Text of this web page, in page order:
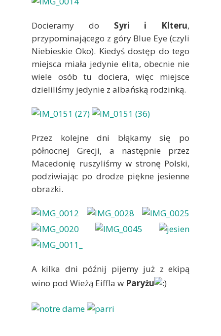
Docieramy do Syri i Klteru,
przypominającego z góry Blue Eye (czyli
Niebieskie Oko). Kiedyś dostęp do tego
miejsca miała jedynie elita, obecnie nie
wiele osób tu dociera, więc miejsce
dzieliliśmy jedynie z albańską rodzinką.
Przez kolejne dni błąkamy się po
północnej Grecji, a następnie przez
Macedonię ruszyliśmy w stronę Polski,
podziwiając po drodze piękne jesienne
obrazki.
A kilka dni późnij pijemy już z ekipą
wino pod Wieżą Eiffla w Paryżu